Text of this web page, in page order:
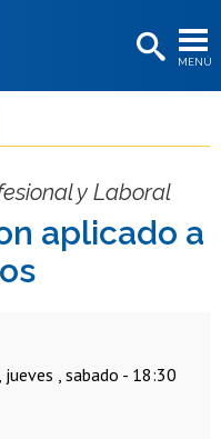
MENÚ
os
y Laboral
aplicado a
, sabado - 18:30